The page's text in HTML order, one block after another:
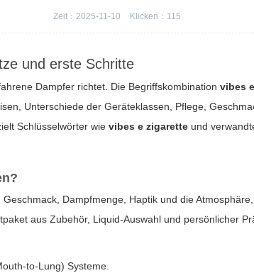
Zeit：2025-11-10 Klicken： 115
und erste Schritte
Dampfer richtet. Die Begriffskombinationvibes
Unterschiede der Geräteklassen, Pflege,
Schlüsselwörter wievibes e zigarette und
Dampfmenge, Haptik und die
aus Zubehör, Liquid-Auswahl und persönlicher
to-Lung) Systeme.